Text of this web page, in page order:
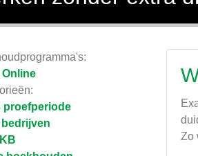
Online
proefperiode
Zo